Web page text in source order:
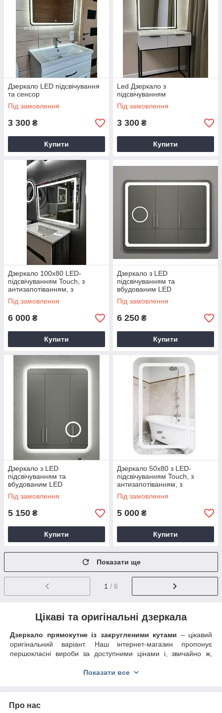
Дзеркало LED підсвічування
та сенсор
Під замовлення
3 300 ₴
Купити
Led Дзеркало з
підсвічуванням
Під замовлення
3 300 ₴
Купити
Дзеркало 100х80 LED-
підсвічуванням Touch, з
антизапотіванням, з
годинником, диммером, рег.
яскравості
Під замовлення
6 000 ₴
Купити
Дзеркало з LED
підсвічуванням та
вбудованим LED
косметичним дзеркалом
Під замовлення
6 250 ₴
Купити
Дзеркало з LED
підсвічуванням та
вбудованим LED
косметичним дзеркалом
Під замовлення
5 150 ₴
Купити
Дзеркало 50х80 з LED-
підсвічуванням Touch, з
антизапотіванням, з
годинником, диммером, рег.
яскравості
Під замовлення
5 000 ₴
Купити
Показати ще
1 / 6
Цікаві та оригінальні дзеркала
Дзеркало прямокутне із закругленими кутами – цікавий
оригінальний варіант. Наш інтернет-магазин пропонує
першокласні вироби за доступними цінами і, звичайно ж,
Моделі, які представлені на нашому сайті, мають справді
доповненням майже кожного інтер'єру в будь-якій кімнаті.
Показати все
Про нас